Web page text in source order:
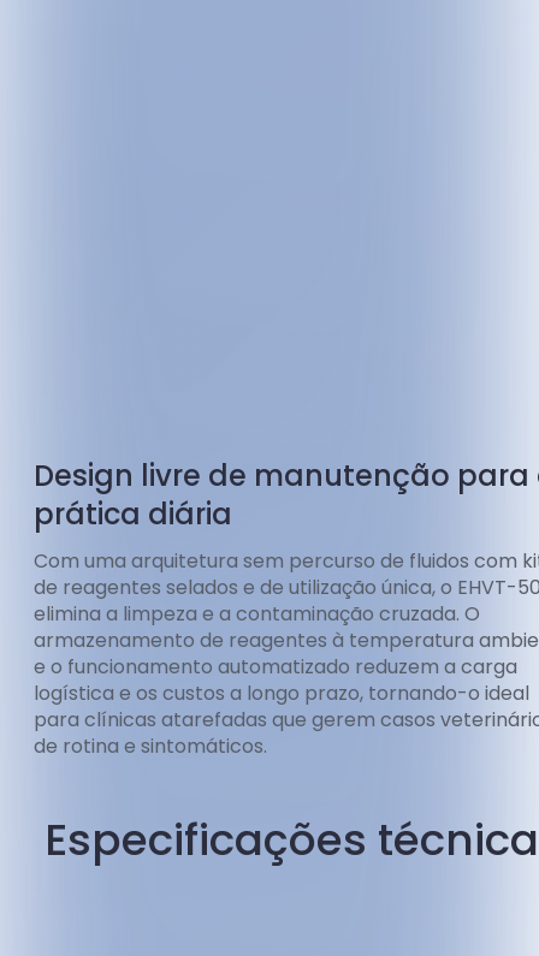
Design livre de manutenção para
prática diária
Com uma arquitetura sem percurso de fluidos com
de reagentes selados e de utilização única, o EHVT-
elimina a limpeza e a contaminação cruzada. O
armazenamento de reagentes à temperatura
e o funcionamento automatizado reduzem a carga
logística e os custos a longo prazo, tornando-o ideal
para clínicas atarefadas que gerem casos
de rotina e sintomáticos.
Especificações